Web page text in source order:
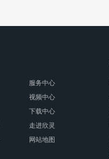
服务中心
视频中心
下载中心
走进欣灵
网站地图